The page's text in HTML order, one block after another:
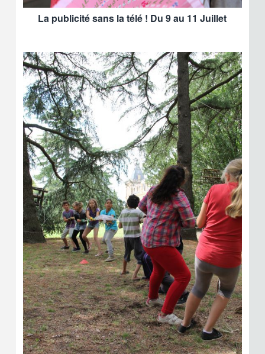
La publicité sans la télé ! Du 9 au 11 Juillet